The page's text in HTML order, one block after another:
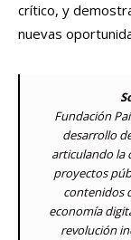
crítico, y
nuevas
Fundación
desarrollo
articulando la
proyectos
contenidos
economía
revolución